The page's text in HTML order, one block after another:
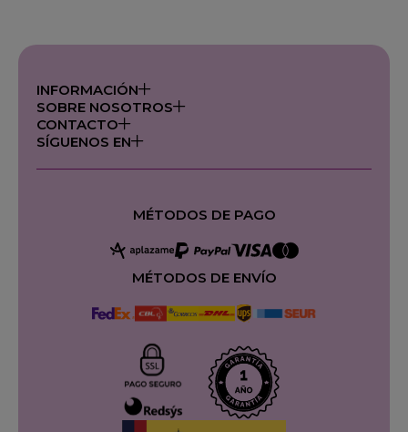
INFORMACIÓN
SOBRE NOSOTROS
CONTACTO
SÍGUENOS EN
MÉTODOS DE PAGO
MÉTODOS DE ENVÍO